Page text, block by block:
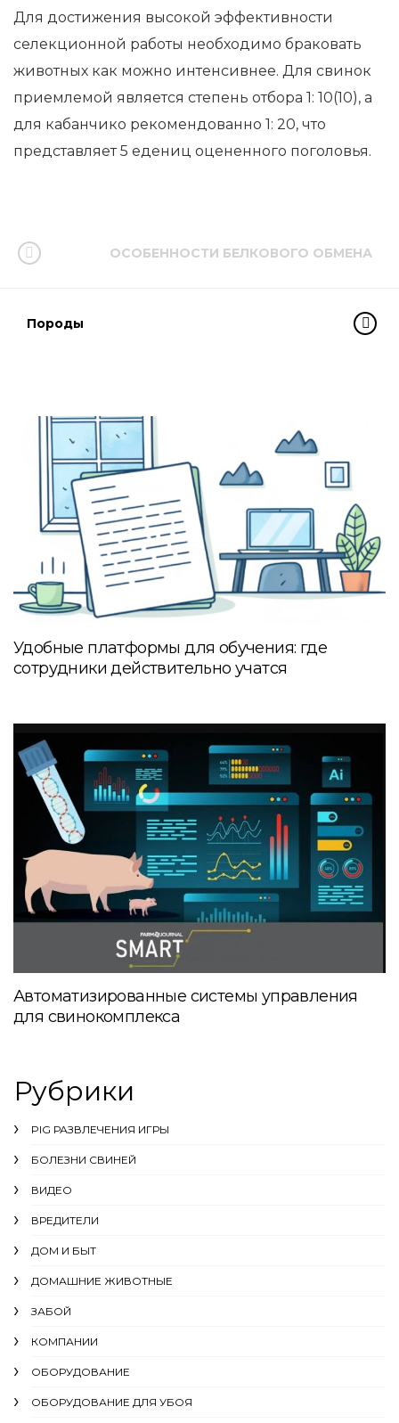
Для достижения высокой эффективности
селекционной работы необходимо браковать
животных как можно интенсивнее. Для свинок
приемлемой является степень отбора 1: 10(10), а
для кабанчико рекомендованно 1: 20, что
представляет 5 едениц оцененного поголовья.
ОСОБЕННОСТИ БЕЛКОВОГО ОБМЕНА
Породы
Удобные платформы для обучения: где
сотрудники действительно учатся
Автоматизированные системы управления
для свинокомплекса
Рубрики
PIG РАЗВЛЕЧЕНИЯ ИГРЫ
БОЛЕЗНИ СВИНЕЙ
ВИДЕО
ВРЕДИТЕЛИ
ДОМ И БЫТ
ДОМАШНИЕ ЖИВОТНЫЕ
ЗАБОЙ
КОМПАНИИ
ОБОРУДОВАНИЕ
ОБОРУДОВАНИЕ ДЛЯ УБОЯ